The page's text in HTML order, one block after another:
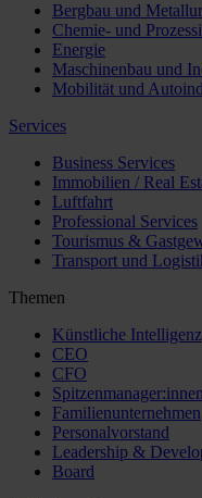
Bergbau und
Chemie- und
Energie
Maschinenbau und
Mobilität und
Services
Business Services
Immobilien / Real
Luftfahrt
Professional Services
Tourismus &
Transport und
Themen
Künstliche Intelligenz
CEO
CFO
Spitzenmanager:innen
Familienunternehmen
Personalvorstand
Leadership &
Board